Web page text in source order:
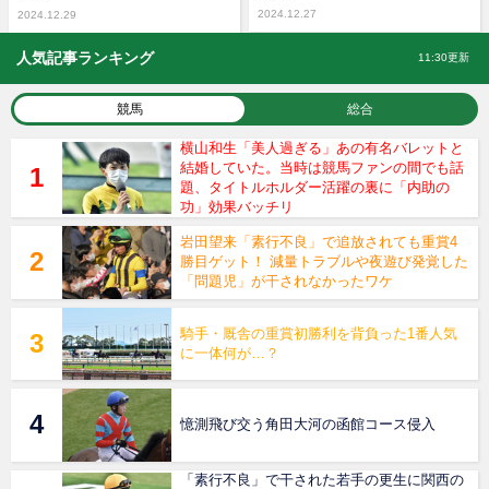
2024.12.29 2024.12.27
人気記事ランキング 11:30更新
競馬 総合
横山和生「美人過ぎる」あの有名バレットと
結婚していた。当時は競馬ファンの間でも話
題、タイトルホルダー活躍の裏に「内助の
功」効果バッチリ
岩田望来「素行不良」で追放されても重賞4
勝目ゲット！ 減量トラブルや夜遊び発覚した
「問題児」が干されなかったワケ
騎手・厩舎の重賞初勝利を背負った1番人気
に一体何が…？
憶測飛び交う角田大河の函館コース侵入
「素行不良」で干された若手の更生に関西の